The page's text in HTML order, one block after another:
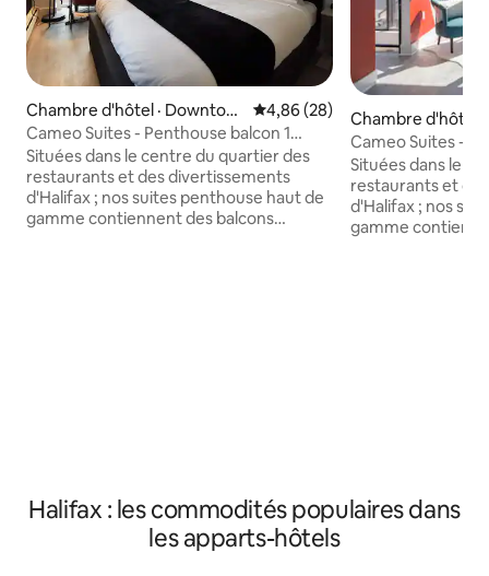
Chambre d'hôtel · Downtow
n Halifax
Note moyenne de 4,86 sur 5,
4,86 (28)
Cameo Suites - Penthouse balcon 1
chambre + bureau - 601
Situées dans le centre du quartier des
restaurants et des divertissements
d'Halifax ; nos suites penthouse haut de
gamme contiennent des balcons
Chambre d'hôtel
n Halifax
Cameo Suites -
chambre +
Situées dans le
restaurants et
d'Halifax ; nos
gamme
Halifax : les commodités populaires dans
les apparts-hôtels